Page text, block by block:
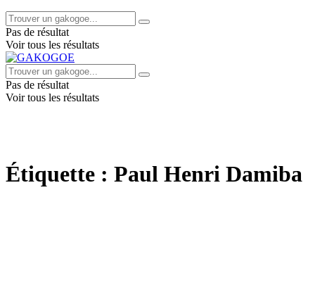
Pas de résultat
Voir tous les résultats
Pas de résultat
Voir tous les résultats
Étiquette : Paul Henri Damiba